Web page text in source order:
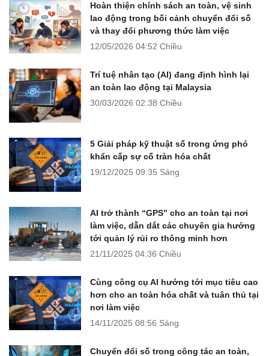
Hoàn thiện chính sách an toàn, vệ sinh
lao động trong bối cảnh chuyển đổi số
và thay đổi phương thức làm việc
12/05/2026 04:52 Chiều
Trí tuệ nhân tạo (AI) đang định hình lại
an toàn lao động tại Malaysia
30/03/2026 02:38 Chiều
5 Giải pháp kỹ thuật số trong ứng phó
khẩn cấp sự cố tràn hóa chất
19/12/2025 09:35 Sáng
AI trở thành “GPS” cho an toàn tại nơi
làm việc, dẫn dắt các chuyên gia hướng
tới quản lý rủi ro thông minh hơn
21/11/2025 04:36 Chiều
Cùng công cụ AI hướng tới mục tiêu cao
hơn cho an toàn hóa chất và tuân thủ tại
nơi làm việc
14/11/2025 08:56 Sáng
Chuyển đổi số trong công tác an toàn,